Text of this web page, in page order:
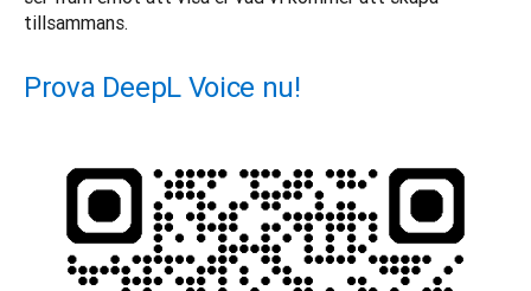
tillsammans.
Prova DeepL Voice nu!